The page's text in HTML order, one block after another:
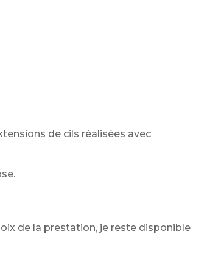
de cils réalisées avec
de la prestation, je reste disponible